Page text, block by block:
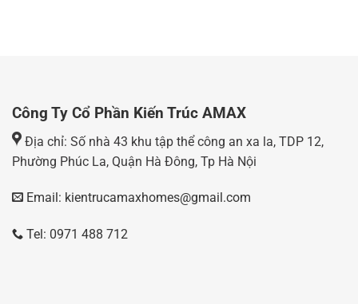
Công Ty Cổ Phần Kiến Trúc AMAX
Địa chỉ: Số nhà 43 khu tập thể công an xa la, TDP 12,
Phường Phúc La, Quận Hà Đông, Tp Hà Nội
Email: kientrucamaxhomes@gmail.com
Tel: 0971 488 712